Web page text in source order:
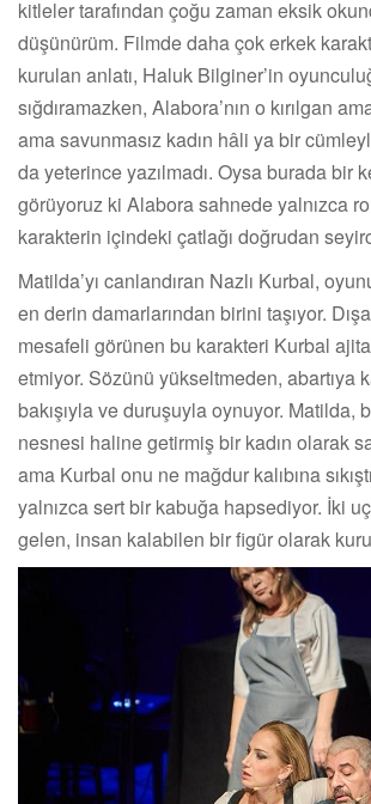
kitleler tarafından çoğu zaman eksik
düşünürüm. Filmde daha çok erkek
kurulan anlatı, Haluk Bilginer’in
sığdıramazken, Alabora’nın o kırılgan
ama savunmasız kadın hâli ya bir
da yeterince yazılmadı. Oysa burada bir
görüyoruz ki Alabora sahnede yalnızca
karakterin içindeki çatlağı doğrudan
Matilda’yı canlandıran Nazlı Kurbal,
en derin damarlarından birini taşıyor.
mesafeli görünen bu karakteri Kurbal
etmiyor. Sözünü yükseltmeden, abartıya
bakışıyla ve duruşuyla oynuyor. Matilda,
nesnesi haline getirmiş bir kadın olarak
ama Kurbal onu ne mağdur kalıbına
yalnızca sert bir kabuğa hapsediyor. İki
gelen, insan kalabilen bir figür olarak